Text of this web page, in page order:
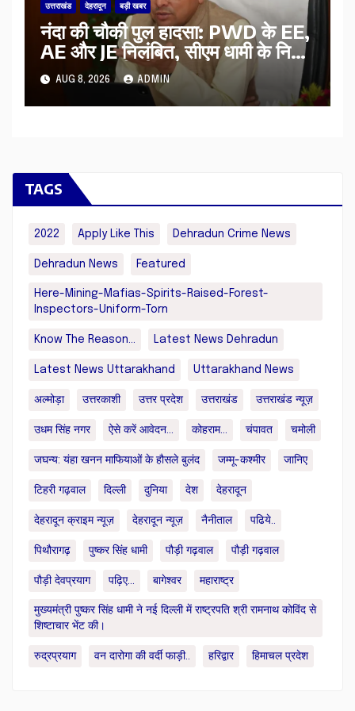
उत्तराखंड देहरादून बड़ी खबर
नंदा की चौकी पुल हादसा: PWD के EE,
AE और JE निलंबित, सीएम धामी के निर्देश
पर सख्त कार्रवाई
AUG 8, 2026 ADMIN
TAGS
2022 Apply Like This Dehradun Crime News
Dehradun News Featured
Here-Mining-Mafias-Spirits-Raised-Forest-
Inspectors-Uniform-Torn
Know The Reason... Latest News Dehradun
Latest News Uttarakhand Uttarakhand News
अल्मोड़ा उत्तरकाशी उत्तर प्रदेश उत्तराखंड उत्तराखंड न्यूज़
उधम सिंह नगर ऐसे करें आवेदन... कोहराम... चंपावत चमोली
जघन्य: यंहा खनन माफियाओं के हौसले बुलंद जम्मू-कश्मीर जानिए
टिहरी गढ़वाल दिल्ली दुनिया देश देहरादून
देहरादून क्राइम न्यूज़ देहरादून न्यूज़ नैनीताल पढिये..
पिथौरागढ़ पुष्कर सिंह धामी पौड़ी गढ़वाल पौड़ी गढ़वाल
पौड़ी देवप्रयाग पढ़िए... बागेश्वर महाराष्ट्र
मुख्यमंत्री पुष्कर सिंह धामी ने नई दिल्ली में राष्ट्रपति श्री रामनाथ कोविंद से
शिष्टाचार भेंट की।
रुद्रप्रयाग वन दारोगा की वर्दी फाड़ी.. हरिद्वार हिमाचल प्रदेश